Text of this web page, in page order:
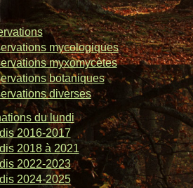
mycologiques
myxomycètes
botaniques
diverses
du lundi
2016-2017
2018 à 2021
2022-2023
2024-2025